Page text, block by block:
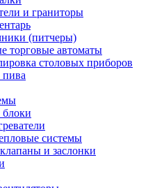
и граниторы
(питчеры)
торговые автоматы
столовых приборов
пива
системы
и заслонки